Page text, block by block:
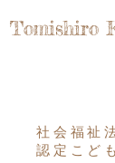
Tomishiro
社会福祉
認定こど